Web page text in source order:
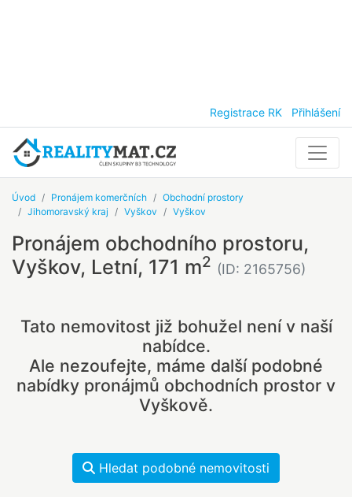
Registrace RK Přihlášení
Úvod Pronájem komerčních
Obchodní prostory
Jihomoravský kraj
Vyškov Vyškov
Pronájem obchodního prostoru,
Vyškov, Letní, 171 m2 (ID: 2165756)
Tato nemovitost již bohužel není v naší
nabídce.
Ale nezoufejte, máme další podobné
nabídky pronájmů obchodních prostor v
Vyškově.
Hledat podobné nemovitosti